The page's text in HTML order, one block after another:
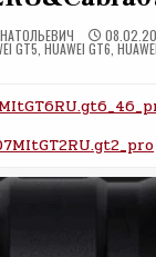
GT5 ,HUAWEI GT6 ,